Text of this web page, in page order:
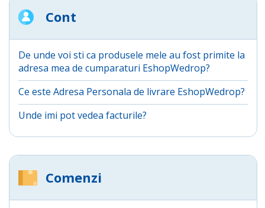
Cont
De unde voi sti ca produsele mele au fost primite la
adresa mea de cumparaturi EshopWedrop?
Ce este Adresa Personala de livrare EshopWedrop?
Unde imi pot vedea facturile?
Comenzi